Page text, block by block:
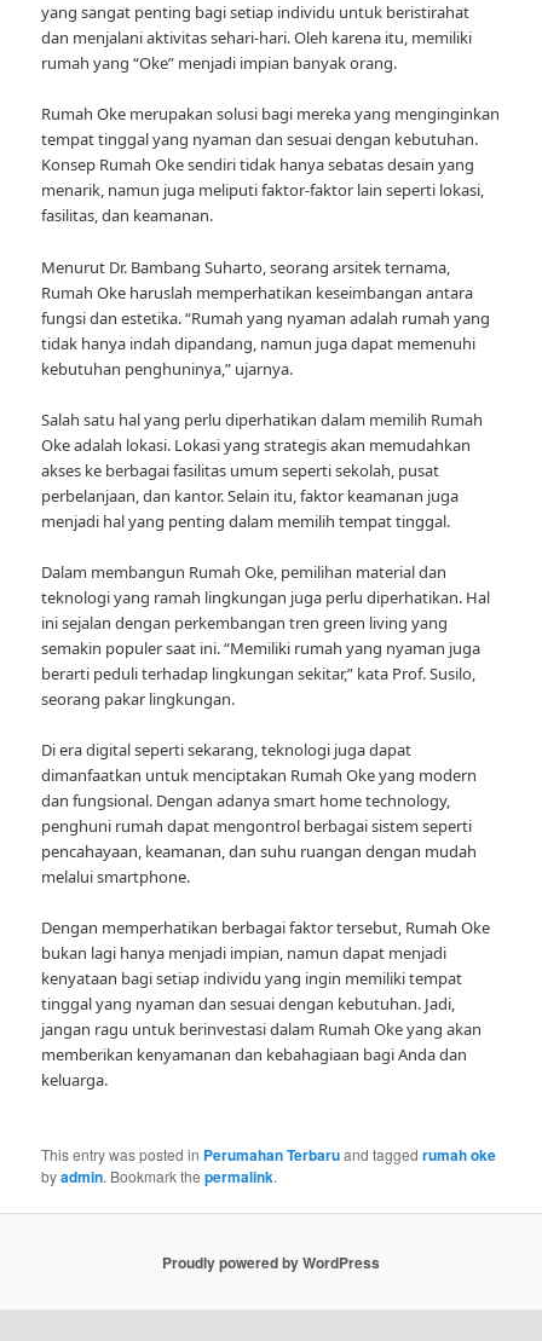
yang sangat penting bagi setiap individu untuk beristirahat
dan menjalani aktivitas sehari-hari. Oleh karena itu, memiliki
rumah yang “Oke” menjadi impian banyak orang.
Rumah Oke merupakan solusi bagi mereka yang menginginkan
tempat tinggal yang nyaman dan sesuai dengan kebutuhan.
Konsep Rumah Oke sendiri tidak hanya sebatas desain yang
menarik, namun juga meliputi faktor-faktor lain seperti lokasi,
fasilitas, dan keamanan.
Menurut Dr. Bambang Suharto, seorang arsitek ternama,
Rumah Oke haruslah memperhatikan keseimbangan antara
fungsi dan estetika. “Rumah yang nyaman adalah rumah yang
tidak hanya indah dipandang, namun juga dapat memenuhi
kebutuhan penghuninya,” ujarnya.
Salah satu hal yang perlu diperhatikan dalam memilih Rumah
Oke adalah lokasi. Lokasi yang strategis akan memudahkan
akses ke berbagai fasilitas umum seperti sekolah, pusat
perbelanjaan, dan kantor. Selain itu, faktor keamanan juga
menjadi hal yang penting dalam memilih tempat tinggal.
Dalam membangun Rumah Oke, pemilihan material dan
teknologi yang ramah lingkungan juga perlu diperhatikan. Hal
ini sejalan dengan perkembangan tren green living yang
semakin populer saat ini. “Memiliki rumah yang nyaman juga
berarti peduli terhadap lingkungan sekitar,” kata Prof. Susilo,
seorang pakar lingkungan.
Di era digital seperti sekarang, teknologi juga dapat
dimanfaatkan untuk menciptakan Rumah Oke yang modern
dan fungsional. Dengan adanya smart home technology,
penghuni rumah dapat mengontrol berbagai sistem seperti
pencahayaan, keamanan, dan suhu ruangan dengan mudah
melalui smartphone.
Dengan memperhatikan berbagai faktor tersebut, Rumah Oke
bukan lagi hanya menjadi impian, namun dapat menjadi
kenyataan bagi setiap individu yang ingin memiliki tempat
tinggal yang nyaman dan sesuai dengan kebutuhan. Jadi,
jangan ragu untuk berinvestasi dalam Rumah Oke yang akan
memberikan kenyamanan dan kebahagiaan bagi Anda dan
keluarga.
This entry was posted in Perumahan Terbaruand taggedrumah oke
byadmin. Bookmark thepermalink.
Proudly powered by WordPress